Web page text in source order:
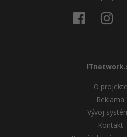
O projekte
Reklama
Vývoj
Kontakt